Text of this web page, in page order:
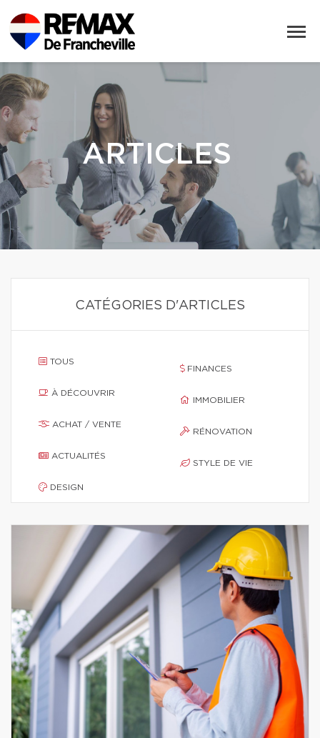
ARTICLES
CATÉGORIES D'ARTICLES
TOUS
À DÉCOUVRIR
ACHAT / VENTE
ACTUALITÉS
DESIGN
FINANCES
IMMOBILIER
RÉNOVATION
STYLE DE VIE